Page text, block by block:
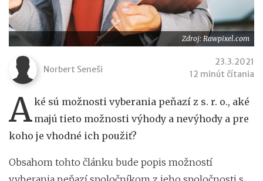
Zdroj: Rawpixel.com
Norbert Seneši
23.3.2021
12 minút čítania
Aké sú možnosti vyberania peňazí z s. r. o., aké
majú tieto možnosti výhody a nevýhody a pre
koho je vhodné ich použiť?
Obsahom tohto článku bude popis možností